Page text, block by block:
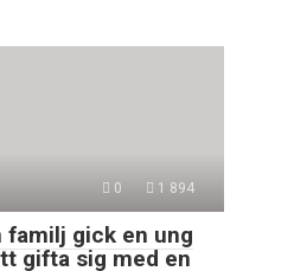
0 1 894
familj gick en ung
gifta sig med en